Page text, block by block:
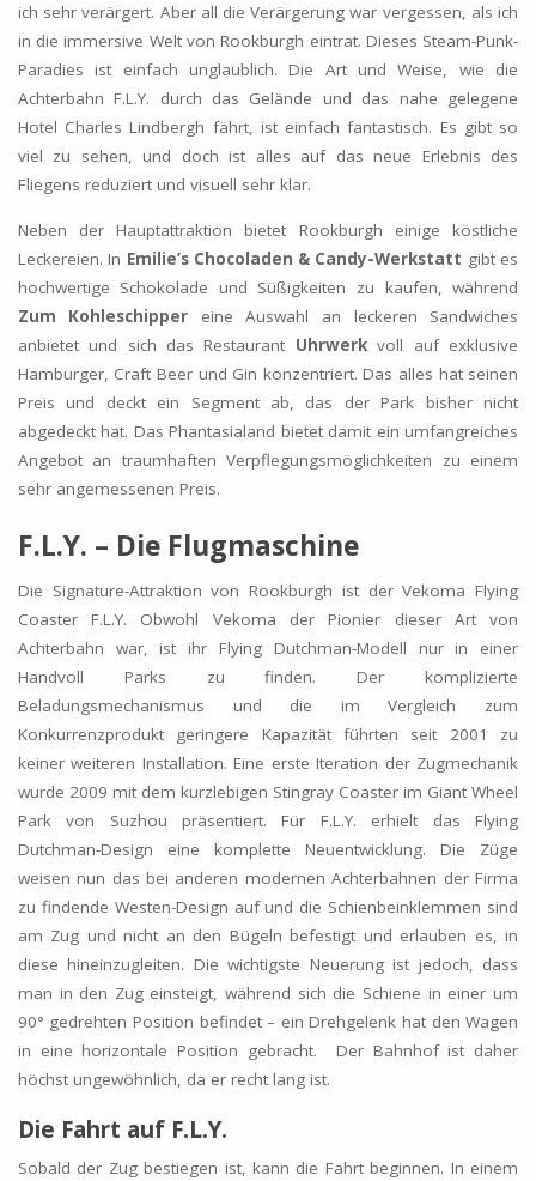
ich sehr verärgert. Aber all die Verärgerung war vergessen, als ich
in die immersive Welt von Rookburgh eintrat. Dieses Steam-Punk-
Paradies ist einfach unglaublich. Die Art und Weise, wie die
Achterbahn F.L.Y. durch das Gelände und das nahe gelegene
Hotel Charles Lindbergh fährt, ist einfach fantastisch. Es gibt so
viel zu sehen, und doch ist alles auf das neue Erlebnis des
Fliegens reduziert und visuell sehr klar.
Neben der Hauptattraktion bietet Rookburgh einige köstliche
Leckereien. In Emilie’s Chocoladen & Candy-Werkstatt gibt es
hochwertige Schokolade und Süßigkeiten zu kaufen, während
Zum Kohleschipper eine Auswahl an leckeren Sandwiches
anbietet und sich das Restaurant Uhrwerkvoll auf exklusive
Hamburger, Craft Beer und Gin konzentriert. Das alles hat seinen
Preis und deckt ein Segment ab, das der Park bisher nicht
abgedeckt hat. Das Phantasialand bietet damit ein umfangreiches
Angebot an traumhaften Verpflegungsmöglichkeiten zu einem
sehr angemessenen Preis.
F.L.Y. – Die Flugmaschine
Die Signature-Attraktion von Rookburgh ist der Vekoma Flying
Coaster F.L.Y. Obwohl Vekoma der Pionier dieser Art von
Achterbahn war, ist ihr Flying Dutchman-Modell nur in einer
Handvoll Parks zu finden. Der komplizierte
Beladungsmechanismus und die im Vergleich zum
Konkurrenzprodukt geringere Kapazität führten seit 2001 zu
keiner weiteren Installation. Eine erste Iteration der Zugmechanik
wurde 2009 mit dem kurzlebigen Stingray Coaster im Giant Wheel
Park von Suzhou präsentiert. Für F.L.Y. erhielt das Flying
Dutchman-Design eine komplette Neuentwicklung. Die Züge
weisen nun das bei anderen modernen Achterbahnen der Firma
zu findende Westen-Design auf und die Schienbeinklemmen sind
am Zug und nicht an den Bügeln befestigt und erlauben es, in
diese hineinzugleiten. Die wichtigste Neuerung ist jedoch, dass
man in den Zug einsteigt, während sich die Schiene in einer um
90° gedrehten Position befindet – ein Drehgelenk hat den Wagen
in eine horizontale Position gebracht. Der Bahnhof ist daher
höchst ungewöhnlich, da er recht lang ist.
Die Fahrt auf F.L.Y.
Sobald der Zug bestiegen ist, kann die Fahrt beginnen. In einem